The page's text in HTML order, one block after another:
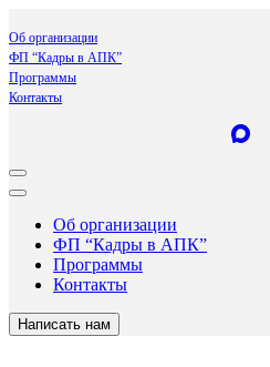
Об организации
ФП “Кадры в АПК”
Программы
Контакты
Об организации
ФП “Кадры в АПК”
Программы
Контакты
Написать нам